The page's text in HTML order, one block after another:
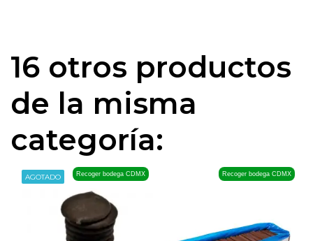
16 otros productos
de la misma
categoría:
Recoger bodega CDMX
AGOTADO Recoger bodega CDMX